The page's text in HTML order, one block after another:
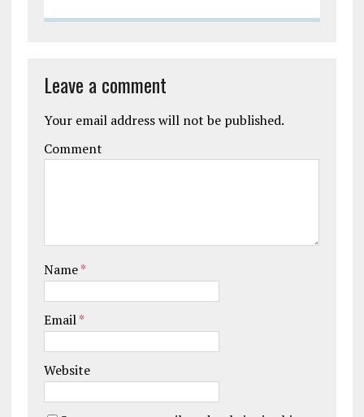
Leave a comment
Your email address will not be published.
Comment
Name*
Email*
Website